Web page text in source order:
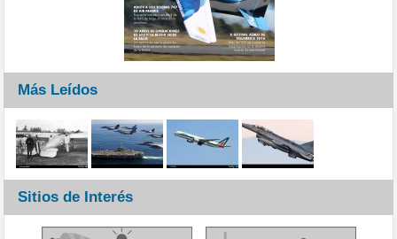
Más Leídos
Sitios de Interés